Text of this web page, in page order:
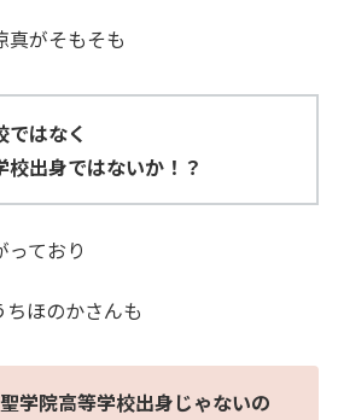
真がそもそも
ではなく
校出身ではないか！？
っており
ほのかさんも
学院高等学校出身じゃないの